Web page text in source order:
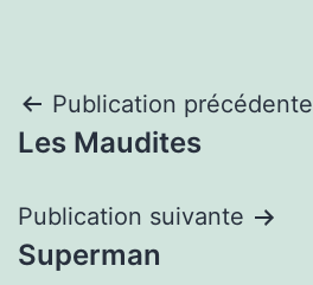
Navigation
de
l’article
Publication précédente
Les Maudites
Publication suivante
Superman